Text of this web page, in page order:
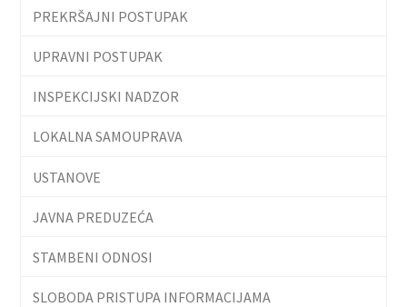
PREKRŠAJNI POSTUPAK
UPRAVNI POSTUPAK
INSPEKCIJSKI NADZOR
LOKALNA SAMOUPRAVA
USTANOVE
JAVNA PREDUZEĆA
STAMBENI ODNOSI
SLOBODA PRISTUPA INFORMACIJAMA